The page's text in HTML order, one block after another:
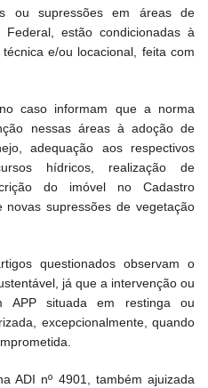
ou supressões em áreas de
estão condicionadas à
e/ou locacional, feita com
caso informam que a norma
nessas áreas à adoção de
adequação aos respectivos
hídricos, realização de
do imóvel no Cadastro
supressões de vegetação
questionados observam o
já que a intervenção ou
APP situada em restinga ou
excepcionalmente, quando
ADI nº 4901, também ajuizada